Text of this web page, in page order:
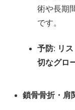
術や長期
です。
予防: リ
切なグロ
鎖骨骨折・肩